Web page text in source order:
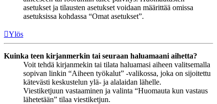
asetukset ja tilausten asetukset voidaan määrittää omissa
asetuksissa kohdassa “Omat asetukset”.
Ylös
Kuinka teen kirjanmerkin tai seuraan haluamaani aihetta?
Voit tehdä kirjanmekin tai tilata haluamasi aiheen valitsemalla
sopivan linkin “Aiheen työkalut” -valikossa, joka on sijoitettu
kätevästi keskustelun ylä- ja alalaidan lähelle.
Viestiketjuun vastaaminen ja valinta “Huomauta kun vastaus
lähetetään” tilaa viestiketjun.